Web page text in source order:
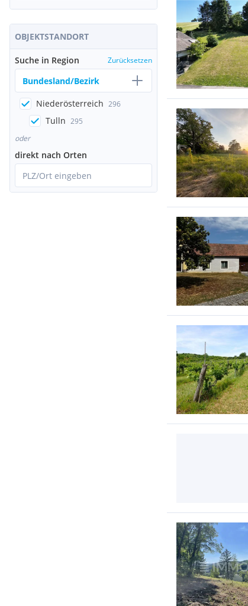
OBJEKTSTANDORT
Suche in Region Zurücksetzen
Bundesland/Bezirk
Niederösterreich 296
Tulln 295
oder
direkt nach Orten
PLZ/Ort eingeben